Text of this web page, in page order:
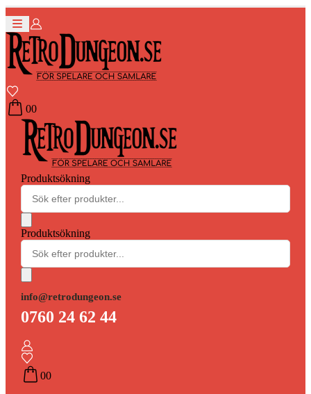
00
Produktsökning
Produktsökning
info@retrodungeon.se
0760 24 62 44
00